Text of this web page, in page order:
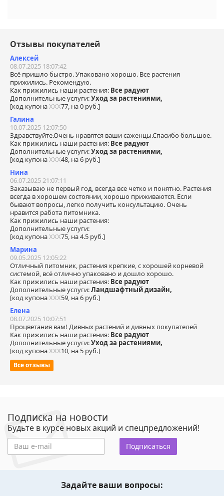
Отзывы покупателей
Алексей
08.07.2025 18:07:42
Всё пришло быстро. Упаковано хорошо. Все растения
прижились. Рекомендую.
Как прижились наши растения: Все радуют
Дополнительные услуги:Уход за растениями,
[код купонаХХХ77, на 0 руб.]
Галина
10.07.2025 12:07:50
Здравствуйте.Очень нравятся ваши саженцы.Спасибо большое.
Как прижились наши растения: Все радуют
Дополнительные услуги:Уход за растениями,
[код купонаХХХ48, на 6 руб.]
Нина
06.07.2025 21:07:11
Заказываю не первый год, всегда все четко и понятно. Растения
всегда в хорошем состоянии, хорошо приживаются. Если
бывают вопросы, легко получить консультацию. Очень
нравится работа питомника.
Как прижились наши растения:
Дополнительные услуги:
[код купонаХХХ75, на 4.5 руб.]
Марина
09.05.2025 12:05:22
Отличный питомник, растения крепкие, с хорошей корневой
системой, всё отлично упаковано и дошло хорошо.
Как прижились наши растения: Все радуют
Дополнительные услуги:Ландшафтный дизайн,
[код купонаХХХ59, на 6 руб.]
Елена
08.07.2025 10:07:51
Процветания вам! Дивных растений и дивных покупателей
Как прижились наши растения: Все радуют
Дополнительные услуги:Уход за растениями,
[код купонаХХХ10, на 5 руб.]
Все отзывы
Подписка на новости
Будьте в курсе новых акций и спецпредложений!
Подписаться
Задайте ваши вопросы: